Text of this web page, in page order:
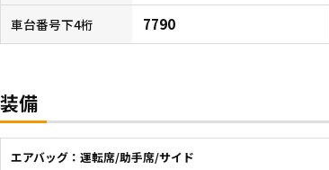
車台番号下4桁 7790
装備
エアバッグ：運転席/助手席/サイド